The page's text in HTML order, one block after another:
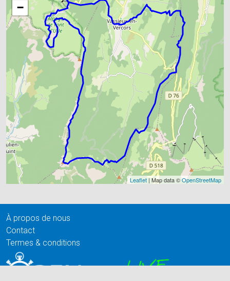
−
Leaflet | Map data ©OpenStreetMap
À propos de nous
Contact
Termes & conditions